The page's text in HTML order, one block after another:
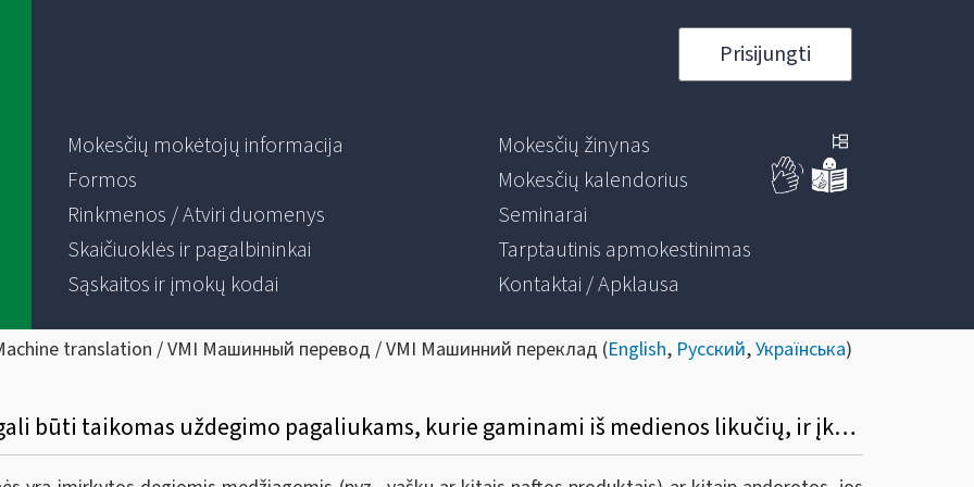
Prisijungti
Mokesčių mokėtojų informacija
Formos
Rinkmenos / Atviri duomenys
Skaičiuoklės ir pagalbininkai
Sąskaitos ir įmokų kodai
Mokesčių žinynas
Mokesčių kalendorius
Seminarai
Tarptautinis apmokestinimas
Kontaktai / Apklausa
translation / VMI Машинный перевод / VMI Машинний переклад (English, Русский,Українська)
11. Ar lengvatinis 9 proc. PVM tarifas gali būti taikomas uždegimo pagaliukams, kurie gaminami iš medienos likučių, ir įkūrimo priemonėms, kurios gaunamos tekinant rąstą (tekinant rąstą gautas plaušas susukamas ir susmulkinamas)?